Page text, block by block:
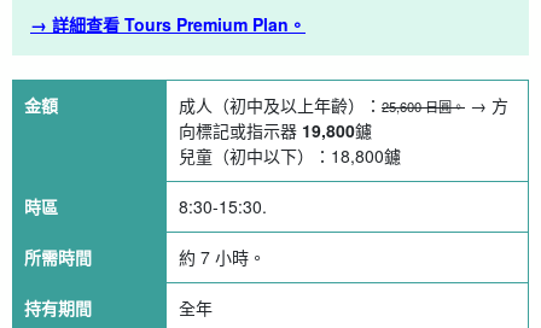
→ 詳細查看 Tours Premium Plan。
金額 成人（初中及以上年齡）： 25,600 日圓。 → 方
向標記或指示器 19,800鑢
兒童（初中以下）： 18,800鑢
時區 8:30-15:30.
所需時間 約 7 小時。
持有期間 全年